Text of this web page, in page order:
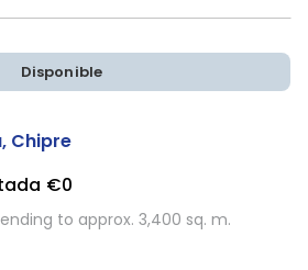
Disponible
Chipre
€0
to approx. 3,400 sq. m.